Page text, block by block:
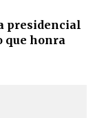
presidencial
que honra